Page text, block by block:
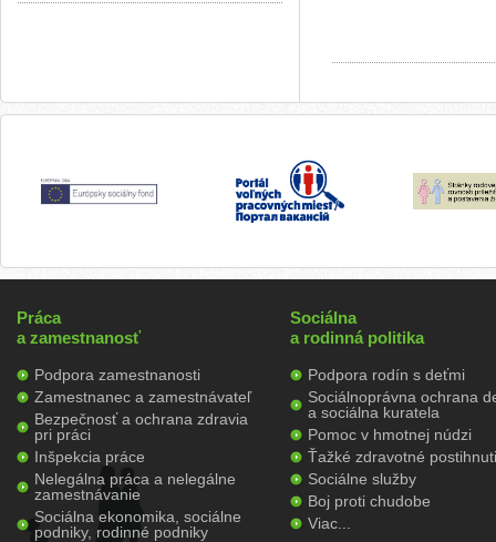
Práca
a zamestnanosť
Podpora zamestnanosti
Zamestnanec a zamestnávateľ
Bezpečnosť a ochrana zdravia
pri práci
Inšpekcia práce
Nelegálna práca a nelegálne
zamestnávanie
Sociálna ekonomika, sociálne
podniky, rodinné podniky
Sociálna
a rodinná politika
Podpora rodín s deťmi
Sociálnoprávna ochrana
a sociálna kuratela
Pomoc v hmotnej núdzi
Ťažké zdravotné
Sociálne služby
Boj proti chudobe
Viac...